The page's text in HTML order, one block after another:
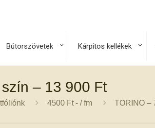
Bútorszövetek Kárpitos kellékek
– 13 900 Ft
4500 Ft - / fm TORINO –